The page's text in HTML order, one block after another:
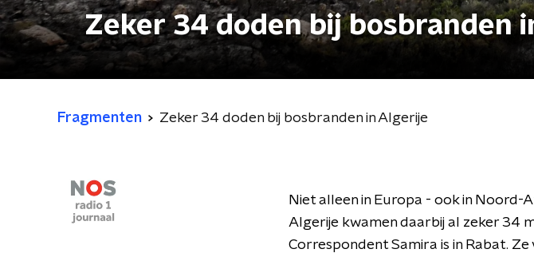
Zeker 34 doden bij bosbranden
Fragmenten Zeker 34 doden bij bosbranden in Algerije
Niet alleen in Europa - ook in Noord-
Algerije kwamen daarbij al zeker 34
Correspondent Samira is in Rabat.